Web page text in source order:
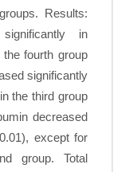
Results:
in
fourth group
significantly
the third group
decreased
except for
group. Total